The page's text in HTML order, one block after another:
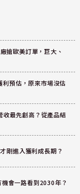
搶歐美訂單，巨大、
預估，原來市場沒估
最先創高？從產品結
剛進入獲利成長期？
會一路看到2030年？